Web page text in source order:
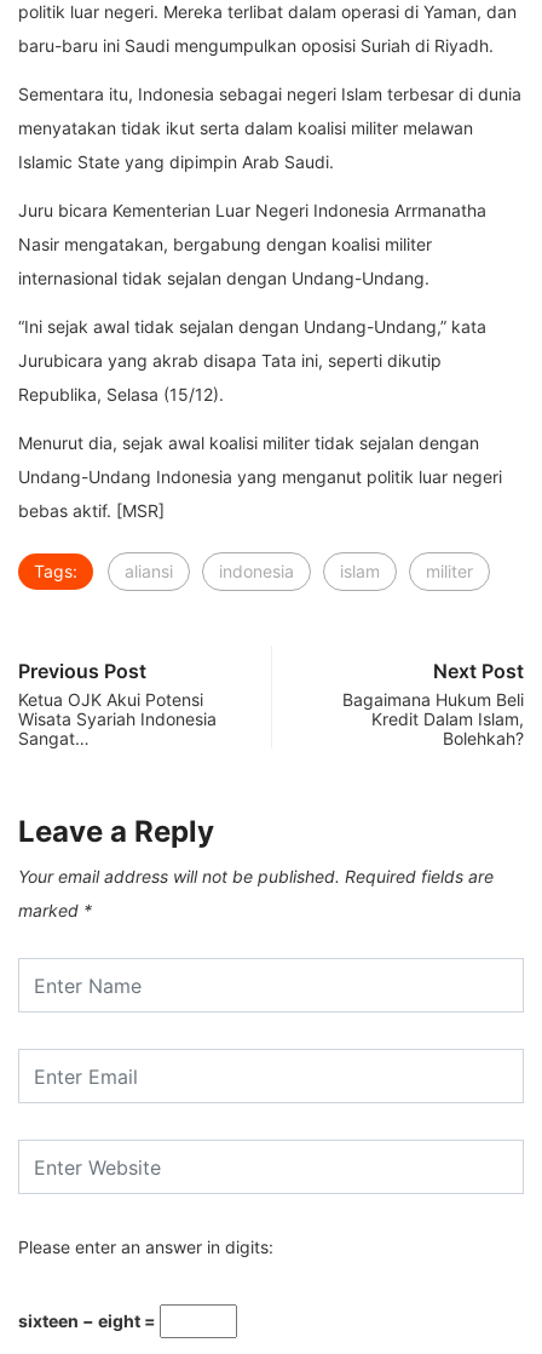
politik luar negeri. Mereka terlibat dalam operasi di Yaman, dan
baru-baru ini Saudi mengumpulkan oposisi Suriah di Riyadh.
Sementara itu, Indonesia sebagai negeri Islam terbesar di dunia
menyatakan tidak ikut serta dalam koalisi militer melawan
Islamic State yang dipimpin Arab Saudi.
Juru bicara Kementerian Luar Negeri Indonesia Arrmanatha
Nasir mengatakan, bergabung dengan koalisi militer
internasional tidak sejalan dengan Undang-Undang.
“Ini sejak awal tidak sejalan dengan Undang-Undang,” kata
Jurubicara yang akrab disapa Tata ini, seperti dikutip
Republika, Selasa (15/12).
Menurut dia, sejak awal koalisi militer tidak sejalan dengan
Undang-Undang Indonesia yang menganut politik luar negeri
bebas aktif. [MSR]
Tags: aliansi indonesia islam militer
Previous Post
Ketua OJK Akui Potensi
Wisata Syariah Indonesia
Sangat…
Next Post
Bagaimana Hukum Beli
Kredit Dalam Islam,
Bolehkah?
Leave a Reply
Your email address will not be published. Required fields are
marked *
Please enter an answer in digits:
sixteen − eight =